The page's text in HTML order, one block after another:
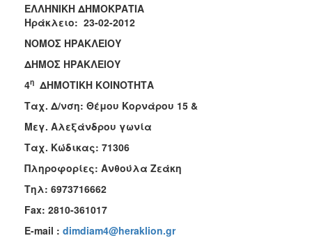
2021
2020
2019
2018
2017
2016
2015
2013
2012
2011
2010
ΕΛΛΗΝΙΚΗ ΔΗΜΟΚΡΑΤΙΑ
Ηράκλειο: 23-02-2012
ΝΟΜΟΣ ΗΡΑΚΛΕΙΟΥ
ΔΗΜΟΣ ΗΡΑΚΛΕΙΟΥ
4η ΔΗΜΟΤΙΚΗ ΚΟΙΝΟΤΗΤΑ
Ταχ. Δ/νση: Θέμου Κορνάρου 15 &
Μεγ. Αλεξάνδρου γωνία
Ταχ. Κώδικας: 71306
Πληροφορίες: Ανθούλα Ζεάκη
Τηλ: 6973716662
Fax: 2810-361017
Ε-mail : dimdiam4@heraklion.gr